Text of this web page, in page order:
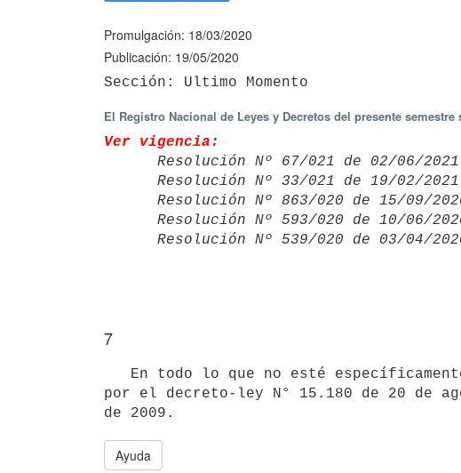
Promulgación: 18/03/2020
Publicación: 19/05/2020
El Registro Nacional de Leyes y Decretos del presente
Ver vigencia:
Resolución Nº 67/021 de 02/06/
Resolución Nº 33/021 de 19/02/
Resolución Nº 863/020 de 15/09/
Resolución Nº 593/020 de 10/06/
Resolución Nº 539/020 de 03/04/
7
por el decreto-ley N° 15.180 de 20 de
Ayuda